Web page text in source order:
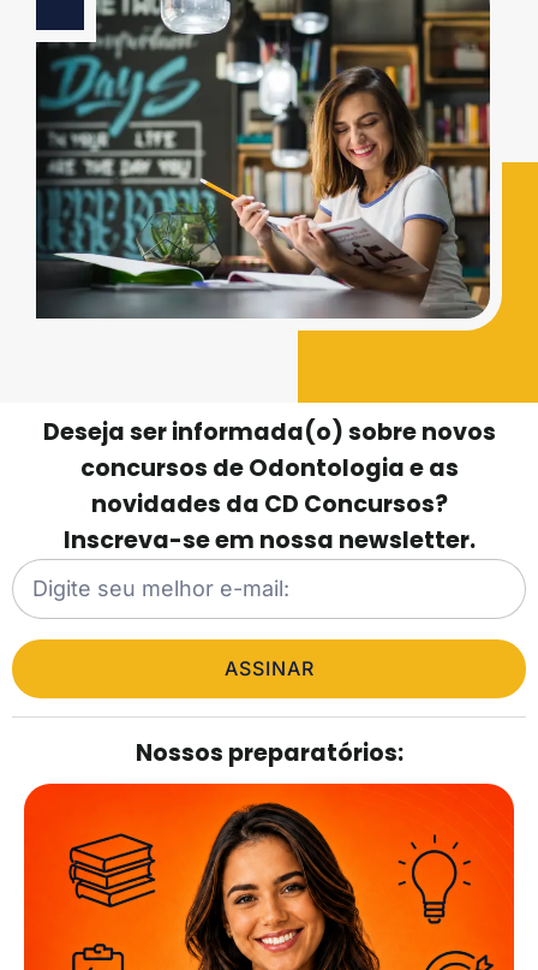
Deseja ser informada(o) sobre novos
concursos de Odontologia e as
novidades da CD Concursos?
Inscreva-se em nossa newsletter.
ASSINAR
Nossos preparatórios: